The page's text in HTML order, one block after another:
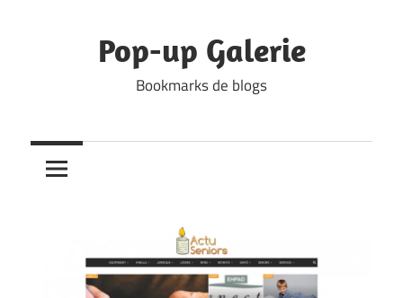
Pop-up Galerie
Bookmarks de blogs